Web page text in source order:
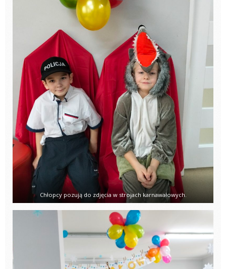
Chłopcy pozują do zdjęcia w strojach karnawałowych.